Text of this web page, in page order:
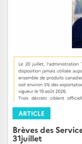
ARTICLE
Brèves des
31juillet